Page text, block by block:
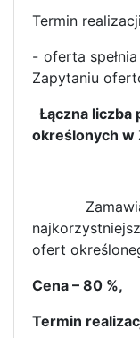
Termin
- oferta
Zapytaniu
Łączna
określonych w
ofert
Cena – 80 %,
Termin